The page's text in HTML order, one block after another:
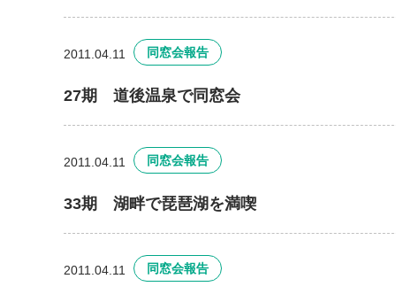
2011.04.11 同窓会報告
27期 道後温泉で同窓会
2011.04.11 同窓会報告
33期 湖畔で琵琶湖を満喫
2011.04.11 同窓会報告